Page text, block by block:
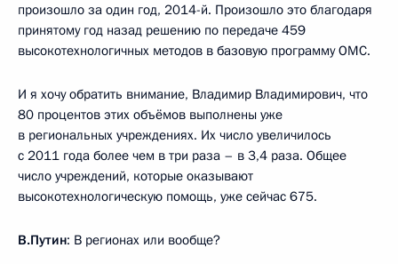
произошло за один год, 2014-й. Произошло это благодаря
принятому год назад решению по передаче 459
высокотехнологичных методов в базовую программу ОМС.
И я хочу обратить внимание, Владимир Владимирович, что
80 процентов этих объёмов выполнены уже
в региональных учреждениях. Их число увеличилось
с 2011 года более чем в три раза – в 3,4 раза. Общее
число учреждений, которые оказывают
высокотехнологическую помощь, уже сейчас 675.
В.Путин: В регионах или вообще?